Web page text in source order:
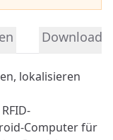
Downloads
lokalisieren
RFID-
Computer für